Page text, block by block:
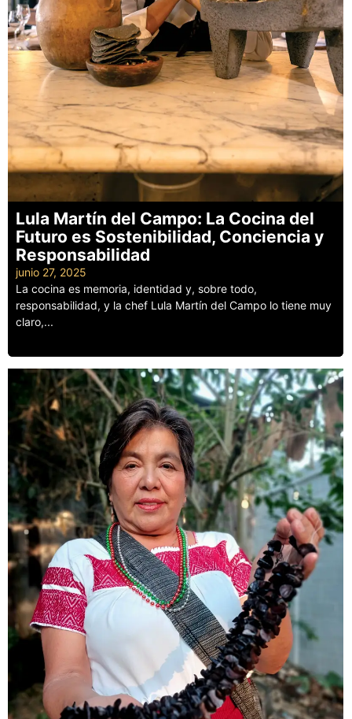
Lula Martín del Campo: La Cocina del
Futuro es Sostenibilidad, Conciencia y
Responsabilidad
junio 27, 2025
La cocina es memoria, identidad y, sobre todo,
responsabilidad, y la chef Lula Martín del Campo lo tiene muy
claro,...